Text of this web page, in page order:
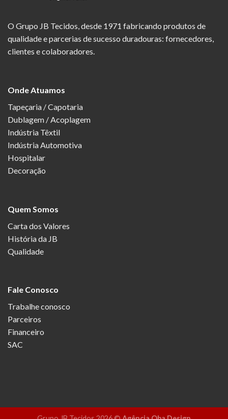
O Grupo JB Tecidos, desde 1971 fabricando produtos de
qualidade e parcerias de sucesso duradouras: fornecedores,
clientes e colaboradores.
Onde Atuamos
Tapeçaria / Capotaria
Dublagem / Acoplagem
Indústria Têxtil
Indústria Automotiva
Hospitalar
Decoração
Quem Somos
Carta dos Valores
História da JB
Qualidade
Fale Conosco
Trabalhe conosco
Parceiros
Financeiro
SAC